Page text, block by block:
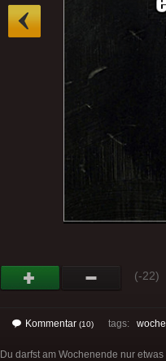
(-22)
Kommentar (10) tags: woche
Du darfst am Wochenende nur